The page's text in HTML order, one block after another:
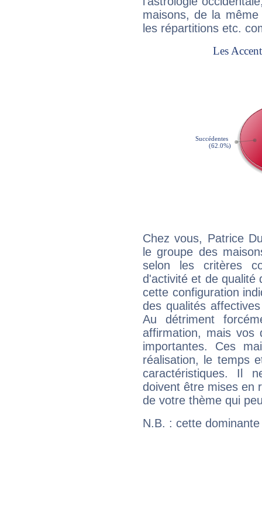
maisons, de la
les répartitions etc.
Chez vous, Patrice
le groupe des
selon les critères
d'activité et de qualité
cette configuration
des qualités
Au détriment
affirmation, mais
importantes. Ces
réalisation, le temps
caractéristiques. Il
doivent être mises en
de votre thème qui
N.B. : cette